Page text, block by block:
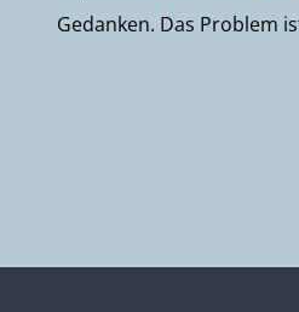
Gedanken. Das Problem